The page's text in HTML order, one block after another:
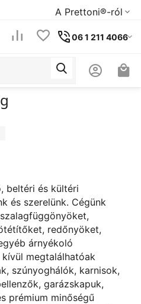
A Prettoni®-ról
06 1 211 4066
beltéri és kültéri
és szerelünk. Cégünk
redőnyöket,
árnyékoló
megtalálhatóak
szúnyoghálók, karnisok,
garázskapuk,
prémium minőségű